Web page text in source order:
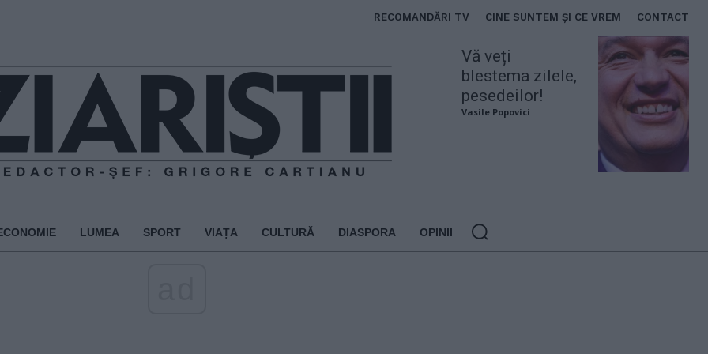
RECOMANDĂRI TV CINE SUNTEM ȘI CE VREM CONTACT
Vă veți
blestema zilele,
pesedeilor!
Vasile Popovici
LUMEA SPORT VIAȚA CULTURĂ DIASPORA OPINII